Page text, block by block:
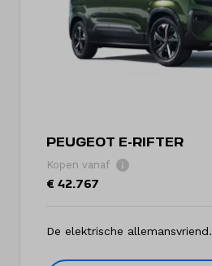
PEUGEOT E-RIFTER
Kopen vanaf
€ 42.767
De elektrische allemansvriend.